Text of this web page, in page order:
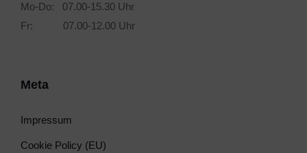
Mo-Do: 07.00-15.30 Uhr
Fr: 07.00-12.00 Uhr
Meta
Impressum
Cookie Policy (EU)